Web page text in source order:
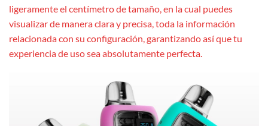
ligeramente el centímetro de tamaño, en la cual puedes
visualizar de manera clara y precisa, toda la información
relacionada con su configuración, garantizando así que tu
experiencia de uso sea absolutamente perfecta.